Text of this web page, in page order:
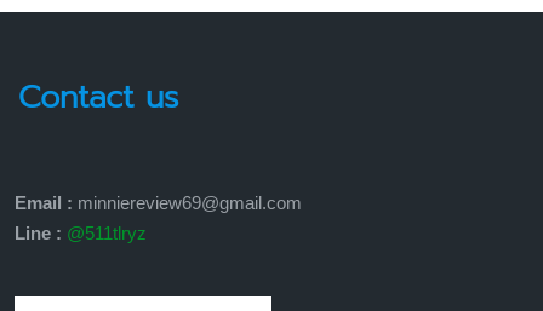
Contact us
Email : minniereview69@gmail.com
Line : @511tlryz